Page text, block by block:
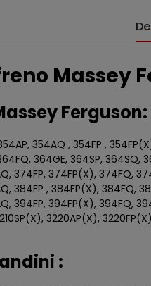
Massey
Ferguson:
354AQ , 354FP ,
364GE, 364SP, 364SQ,
374FP, 374FP(X), 374FQ,
384FP , 384FP(X), 384FQ,
394FP, 394FP(X), 394FQ,
3220AP(X),
: